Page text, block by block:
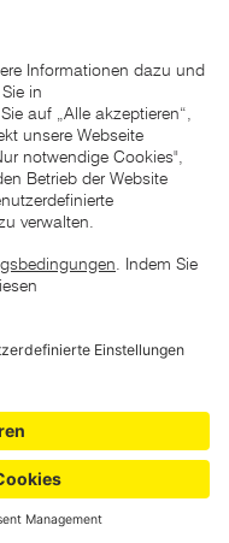
uns in den letzten 30
Aktion verlangte Preis
dieser Website sind die
zu verstehen
vorbehalten.